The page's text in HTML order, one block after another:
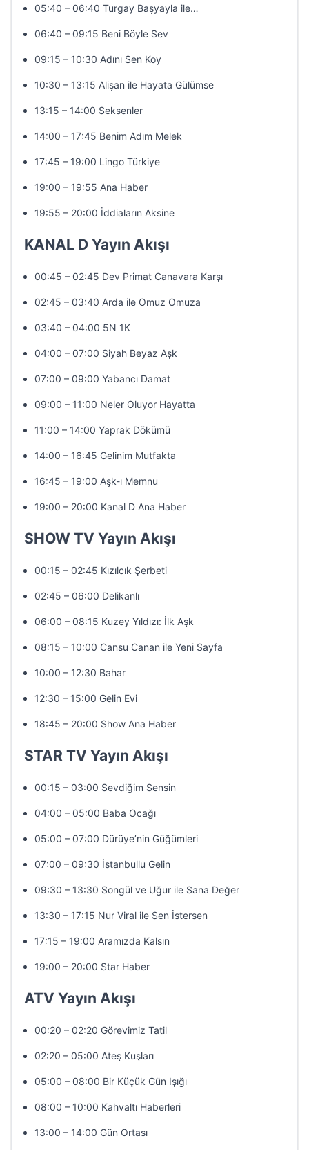
05:40 – 06:40 Turgay Başyayla ile…
06:40 – 09:15 Beni Böyle Sev
09:15 – 10:30 Adını Sen Koy
10:30 – 13:15 Alişan ile Hayata Gülümse
13:15 – 14:00 Seksenler
14:00 – 17:45 Benim Adım Melek
17:45 – 19:00 Lingo Türkiye
19:00 – 19:55 Ana Haber
19:55 – 20:00 İddiaların Aksine
KANAL D Yayın Akışı
00:45 – 02:45 Dev Primat Canavara Karşı
02:45 – 03:40 Arda ile Omuz Omuza
03:40 – 04:00 5N 1K
04:00 – 07:00 Siyah Beyaz Aşk
07:00 – 09:00 Yabancı Damat
09:00 – 11:00 Neler Oluyor Hayatta
11:00 – 14:00 Yaprak Dökümü
14:00 – 16:45 Gelinim Mutfakta
16:45 – 19:00 Aşk-ı Memnu
19:00 – 20:00 Kanal D Ana Haber
SHOW TV Yayın Akışı
00:15 – 02:45 Kızılcık Şerbeti
02:45 – 06:00 Delikanlı
06:00 – 08:15 Kuzey Yıldızı: İlk Aşk
08:15 – 10:00 Cansu Canan ile Yeni Sayfa
10:00 – 12:30 Bahar
12:30 – 15:00 Gelin Evi
18:45 – 20:00 Show Ana Haber
STAR TV Yayın Akışı
00:15 – 03:00 Sevdiğim Sensin
04:00 – 05:00 Baba Ocağı
05:00 – 07:00 Dürüye’nin Güğümleri
07:00 – 09:30 İstanbullu Gelin
09:30 – 13:30 Songül ve Uğur ile Sana Değer
13:30 – 17:15 Nur Viral ile Sen İstersen
17:15 – 19:00 Aramızda Kalsın
19:00 – 20:00 Star Haber
ATV Yayın Akışı
00:20 – 02:20 Görevimiz Tatil
02:20 – 05:00 Ateş Kuşları
05:00 – 08:00 Bir Küçük Gün Işığı
08:00 – 10:00 Kahvaltı Haberleri
13:00 – 14:00 Gün Ortası